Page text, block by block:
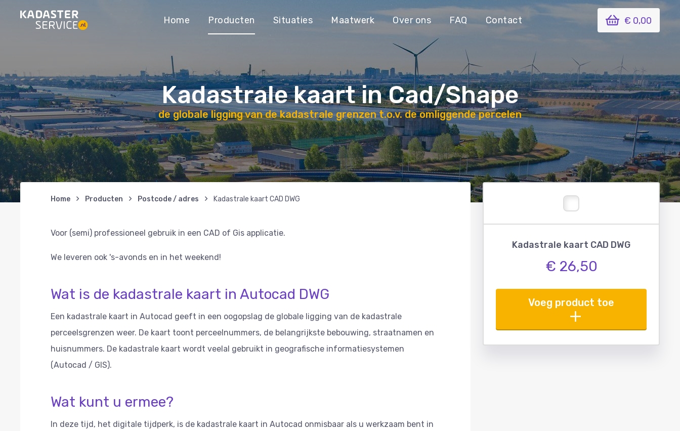
Home Producten Situaties Maatwerk Over ons FAQ Contact € 0,00
Kadastrale kaart in Cad/Shape
de globale ligging van de kadastrale grenzen t.o.v. de omliggende percelen
Home Producten Postcode / adres Kadastrale kaart CAD DWG
Voor (semi) professioneel gebruik in een CAD of Gis applicatie.
We leveren ook 's-avonds en in het weekend!
Wat is de kadastrale kaart in Autocad DWG
Een kadastrale kaart in Autocad geeft in een oogopslag de globale ligging van de kadastrale
perceelsgrenzen weer. De kaart toont perceelnummers, de belangrijkste bebouwing, straatnamen en
huisnummers. De kadastrale kaart wordt veelal gebruikt in geografische informatiesystemen
(Autocad / GIS).
Wat kunt u ermee?
In deze tijd, het digitale tijdperk, is de kadastrale kaart in Autocad onmisbaar als u werkzaam bent in
Kadastrale kaart CAD DWG
€ 26,50
Voeg product toe